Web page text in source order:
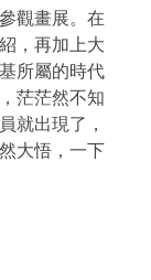
觀畫展。在
，再加上大
所屬的時代
茫茫然不知
就出現了，
大悟，一下